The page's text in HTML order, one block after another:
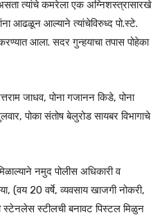
त्यांचे कमरेला एक अग्निशस्त्रासारखे
आढळून आल्याने त्यांचेविरुध्द पो.स्टे.
आला. सदर गुन्हयाचा तपास पोहेका
जाधव, पोना गजानन किडे, पोना
पोका संतोष बेलुरोड सायबर विभागाचे
नमुद पोलीस अधिकारी व
(वय 20 वर्षे, व्यवसाय खाजगी नोकरी,
स्टेनलेस स्टीलची बनावट पिस्टल मिळुन